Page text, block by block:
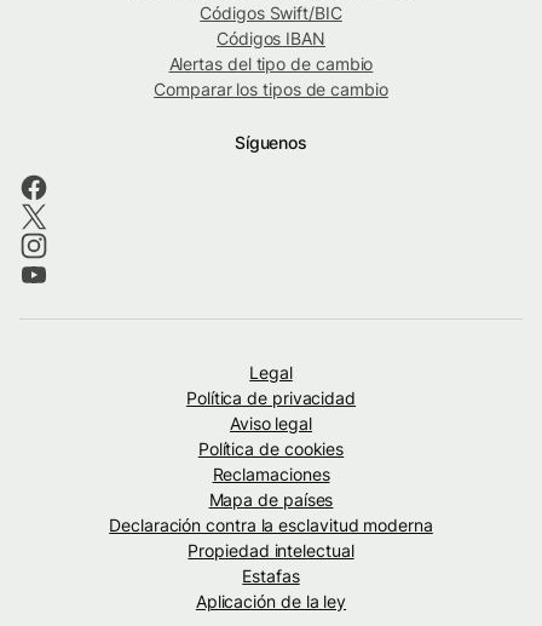
Códigos Swift/BIC
Códigos IBAN
Alertas del tipo de cambio
Comparar los tipos de cambio
Síguenos
Legal
Política de privacidad
Aviso legal
Política de cookies
Reclamaciones
Mapa de países
Declaración contra la esclavitud moderna
Propiedad intelectual
Estafas
Aplicación de la ley